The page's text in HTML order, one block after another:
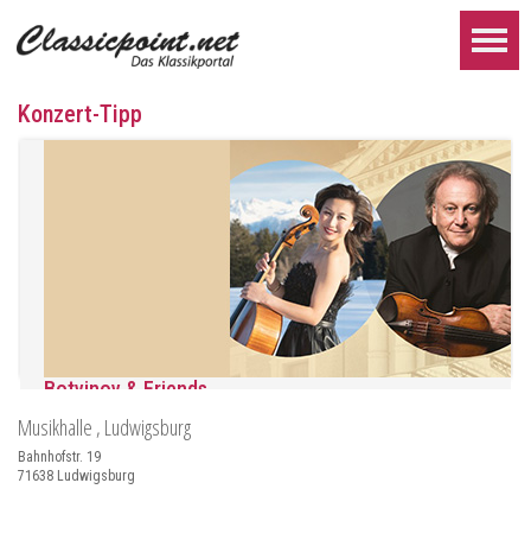
Konzert-Tipp
Botvinov & Friends
5. Oktober, Kleine Tonhalle, 19.30
Werke von Sergei Rachmaninoff, Robert Schumann und Astor
WEITER...
Musikhalle , Ludwigsburg
Bahnhofstr. 19
71638 Ludwigsburg